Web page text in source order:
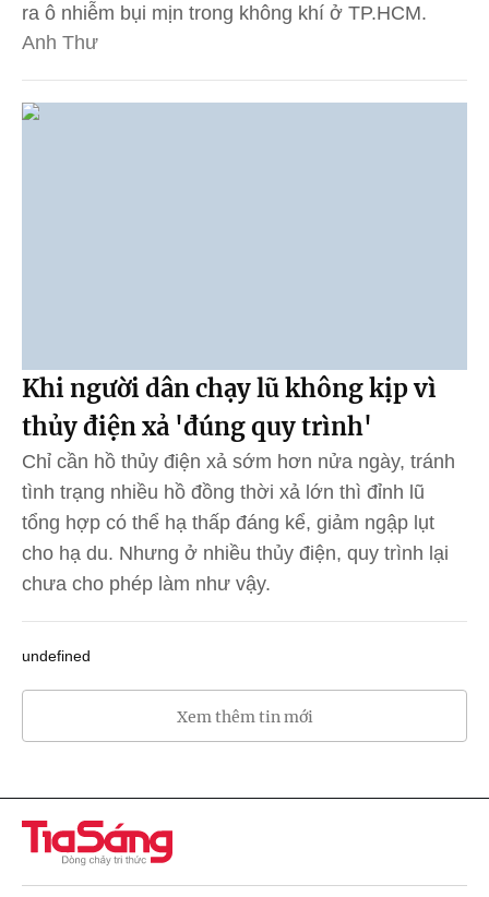
ra ô nhiễm bụi mịn trong không khí ở TP.HCM.
Anh Thư
Khi người dân chạy lũ không kịp vì
thủy điện xả 'đúng quy trình'
Chỉ cần hồ thủy điện xả sớm hơn nửa ngày, tránh
tình trạng nhiều hồ đồng thời xả lớn thì đỉnh lũ
tổng hợp có thể hạ thấp đáng kể, giảm ngập lụt
cho hạ du. Nhưng ở nhiều thủy điện, quy trình lại
chưa cho phép làm như vậy.
undefined
Xem thêm tin mới